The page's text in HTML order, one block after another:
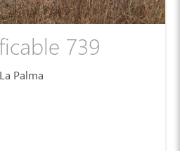
739
Palma